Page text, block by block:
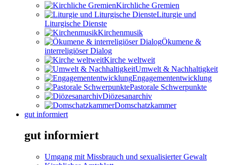
Kirchliche Gremien
Liturgie und
Liturgische Dienste
Kirchenmusik
Ökumene &
interreligiöser Dialog
Kirche weltweit
Umwelt & Nachhaltigkeit
Engagemententwicklung
Pastorale Schwerpunkte
Diözesanarchiv
Domschatzkammer
gut informiert
gut informiert
Umgang mit Missbrauch und sexualisierter Gewalt